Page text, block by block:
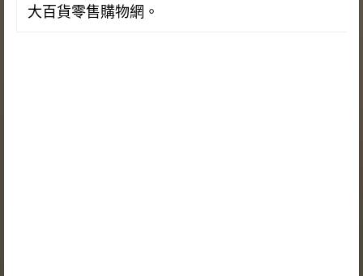
大百貨零售購物網。